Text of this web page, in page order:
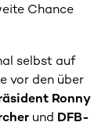
Chance
selbst auf
vor den über
Ronny
und DFB-